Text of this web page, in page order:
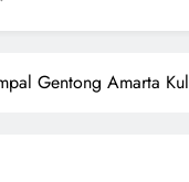
Gentong Amarta